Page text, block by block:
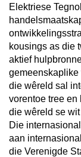
Elektriese
kousings as die
aktief
gemeenskaplike
die wêreld sal
vorentoe tree en
die wêreld se
Die
aan
die Verenigde